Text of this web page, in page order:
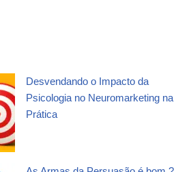
Desvendando o Impacto da
Psicologia no Neuromarketing na
Prática